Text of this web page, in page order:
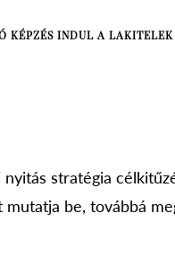
KÉPZÉS INDUL A
stratégia
mutatja be, továbbá